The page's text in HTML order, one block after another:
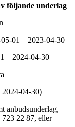
följande underlag
01 – 2023-04-30
– 2024-04-30
2024-04-30)
anbudsunderlag,
723 22 87, eller